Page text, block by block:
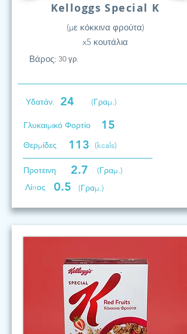
Kelloggs Special K
(με κόκκινα φρούτα)
x5 κουτάλια
Βάρος: 30 γρ.
Υδατάν. 24 (Γραμ.)
Γλυκαιμικό Φορτίο 15
Θερμίδες 113 (kcals)
Προτεινη 2.7
(Γραμ.)
Λίπος
0.5 (Γραμ.)